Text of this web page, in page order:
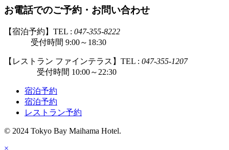
お電話でのご予約・お問い合わせ
【宿泊予約】TEL : 047-355-8222
受付時間 9:00～18:30
【レストラン ファインテラス】TEL : 047-355-1207
受付時間 10:00～22:30
宿泊予約
宿泊予約
レストラン予約
© 2024 Tokyo Bay Maihama Hotel.
×